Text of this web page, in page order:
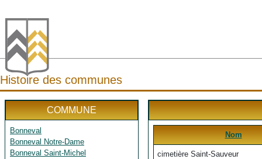
Histoire des communes
COMMUNE
Bonneval
Bonneval Notre-Dame
Bonneval Saint-Michel
Nom
cimetière Saint-Sauveur